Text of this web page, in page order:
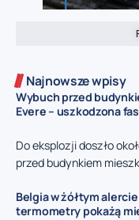
Najnowsze wpisy
Wybuch przed
Evere – uszkodzona
Do eksplozji doszło
przed budynkiem
Belgia w żółtym
termometry pokażą